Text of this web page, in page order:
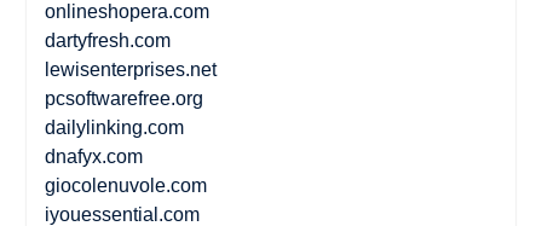
onlineshopera.com
dartyfresh.com
lewisenterprises.net
pcsoftwarefree.org
dailylinking.com
dnafyx.com
giocolenuvole.com
iyouessential.com